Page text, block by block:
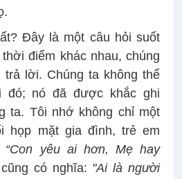
Đây là một câu hỏi suốt
điểm khác nhau, chúng
lời. Chúng ta không thể
đó; nó đã được khắc ghi
ta. Tôi nhớ không chỉ một
họp mặt gia đình, trẻ em
“Con yêu ai hơn, Mẹ hay
có nghĩa: "Ai là người